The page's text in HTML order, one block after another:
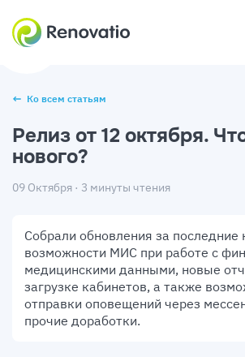
Ко всем статьям
Релиз от 12 октября.
нового?
09 Октября · 3 минуты чтения
Собрали обновления за
возможности МИС при работе с
медицинскими данными, новые
загрузке кабинетов, а также
отправки оповещений через
прочие доработки.